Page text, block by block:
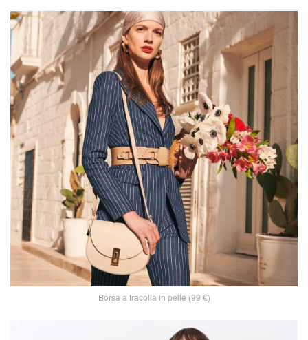
Borsa a tracolla in pelle (99 €)